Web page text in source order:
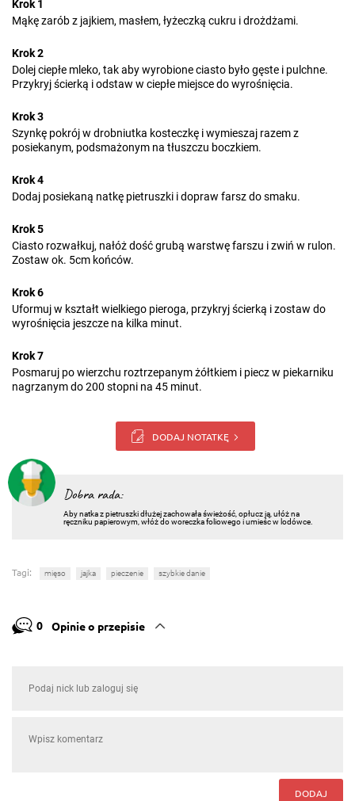
Krok 1
Mąkę zarób z jajkiem, masłem, łyżeczką cukru i drożdżami.
Krok 2
Dolej ciepłe mleko, tak aby wyrobione ciasto było gęste i pulchne.
Przykryj ścierką i odstaw w ciepłe miejsce do wyrośnięcia.
Krok 3
Szynkę pokrój w drobniutka kosteczkę i wymieszaj razem z
posiekanym, podsmażonym na tłuszczu boczkiem.
Krok 4
Dodaj posiekaną natkę pietruszki i dopraw farsz do smaku.
Krok 5
Ciasto rozwałkuj, nałóż dość grubą warstwę farszu i zwiń w rulon.
Zostaw ok. 5cm końców.
Krok 6
Uformuj w kształt wielkiego pieroga, przykryj ścierką i zostaw do
wyrośnięcia jeszcze na kilka minut.
Krok 7
Posmaruj po wierzchu roztrzepanym żółtkiem i piecz w piekarniku
nagrzanym do 200 stopni na 45 minut.
DODAJ NOTATKĘ
Dobra rada:
Aby natka z pietruszki dłużej zachowała świeżość, opłucz ją, ułóż na
ręczniku papierowym, włóż do woreczka foliowego i umieśc w lodówce.
Tagi: mięso jajka pieczenie szybkie danie
0 Opinie o przepisie
DODAJ